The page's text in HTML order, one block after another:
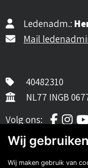
Ledenadm.:
Mail
40482310
NL77 INGB
Volg ons:
Volg
Auto's van onze
Wij
Wij maken gebruik van